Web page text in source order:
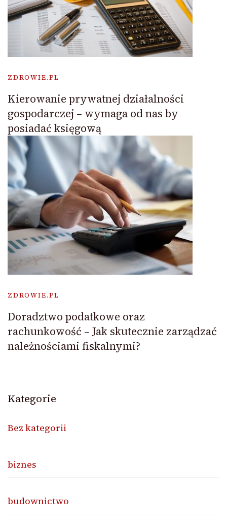
ZDROWIE.PL
Kierowanie prywatnej działalności
gospodarczej – wymaga od nas by
posiadać księgową
ZDROWIE.PL
Doradztwo podatkowe oraz
rachunkowość – Jak skutecznie zarządzać
należnościami fiskalnymi?
Kategorie
Bez kategorii
biznes
budownictwo